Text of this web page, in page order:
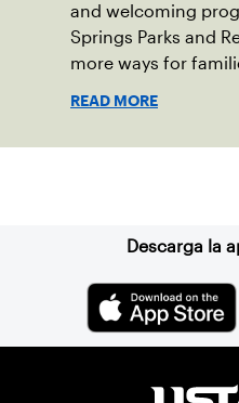
and welcoming
Springs Parks and
more ways for
READ MORE
Descarga la